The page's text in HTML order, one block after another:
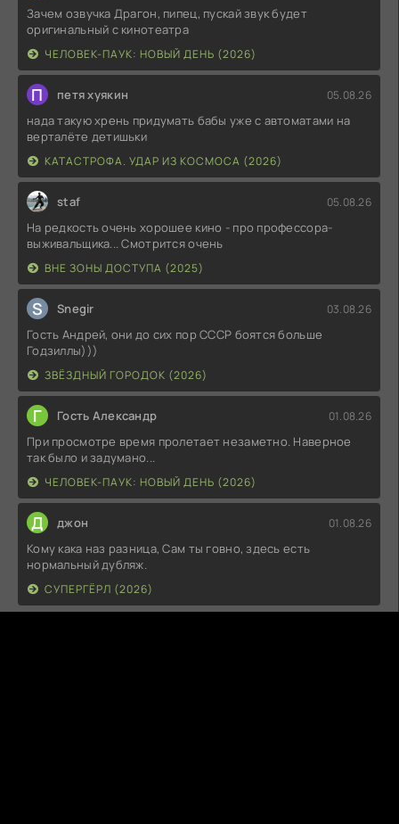
Зачем озвучка Драгон, пипец, пускай звук будет
оригинальный с кинотеатра
ЧЕЛОВЕК-ПАУК: НОВЫЙ ДЕНЬ (2026)
П петя хуякин 05.08.26
нада такую хрень придумать бабы уже с автоматами на
верталёте детишьки
КАТАСТРОФА. УДАР ИЗ КОСМОСА (2026)
staf 05.08.26
На редкость очень хорошее кино - про профессора-
выживальщика... Смотрится очень
ВНЕ ЗОНЫ ДОСТУПА (2025)
S Snegir 03.08.26
Гость Андрей, они до сих пор СССР боятся больше
Годзиллы)))
ЗВЁЗДНЫЙ ГОРОДОК (2026)
Г Гость Александр 01.08.26
При просмотре время пролетает незаметно. Наверное
так было и задумано...
ЧЕЛОВЕК-ПАУК: НОВЫЙ ДЕНЬ (2026)
Д джон 01.08.26
Кому кака наз разница, Сам ты говно, здесь есть
нормальный дубляж.
СУПЕРГЁРЛ (2026)